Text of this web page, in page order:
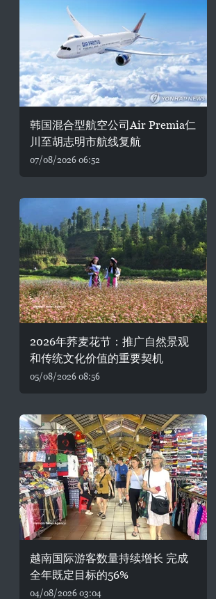
韩国混合型航空公司Air Premia仁
川至胡志明市航线复航
07/08/2026 06:52
2026年荞麦花节：推广自然景观
和传统文化价值的重要契机
05/08/2026 08:56
越南国际游客数量持续增长 完成
全年既定目标的56%
04/08/2026 03:04